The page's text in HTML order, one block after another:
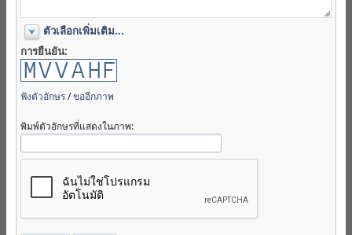
ตัวเลือกเพิ่มเติม...
การยืนยัน:
ฟังตัวอักษร/ขออีกภาพ
พิมพ์ตัวอักษรที่แสดงในภาพ: